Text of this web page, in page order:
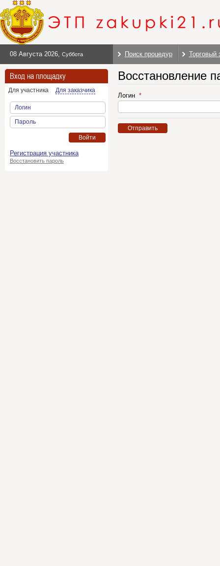
08 Августа 2026, Суббота Поиск процедур Торговый
Вход на площадку
Для участника Для заказчика
Логин
Пароль
Войти
Регистрация участника
Восстановить пароль
Восстановление
Логин
Отправить